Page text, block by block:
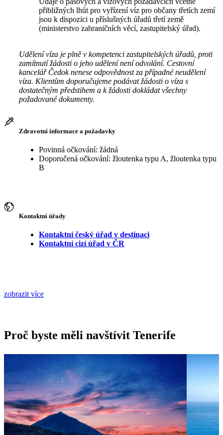
přibližných lhůt pro vyřízení víz pro občany třetích zemí
jsou k dispozici u příslušných úřadů třetí země
(ministerstvo zahraničních věcí, zastupitelský úřad).
Udělení víza je plně v kompetenci zastupitelských úřadů, proti
zamítnutí žádosti o jeho udělení není odvolání. Cestovní
kancelář Čedok nenese odpovědnost za případné neudělení
víza. Klientům doporučujeme podávat žádosti o víza s
dostatečným předstihem a k žádosti dokládat všechny
požadované dokumenty.
Zdravotní informace a požadavky
Povinná očkování: žádná
Doporučená očkování: žloutenka typu A, žloutenka typu
B
Kontaktní úřady
Kontaktní český úřad v destinaci
Kontaktní cizí úřad v ČR
zobrazit více
Proč byste měli navštívit Tenerife